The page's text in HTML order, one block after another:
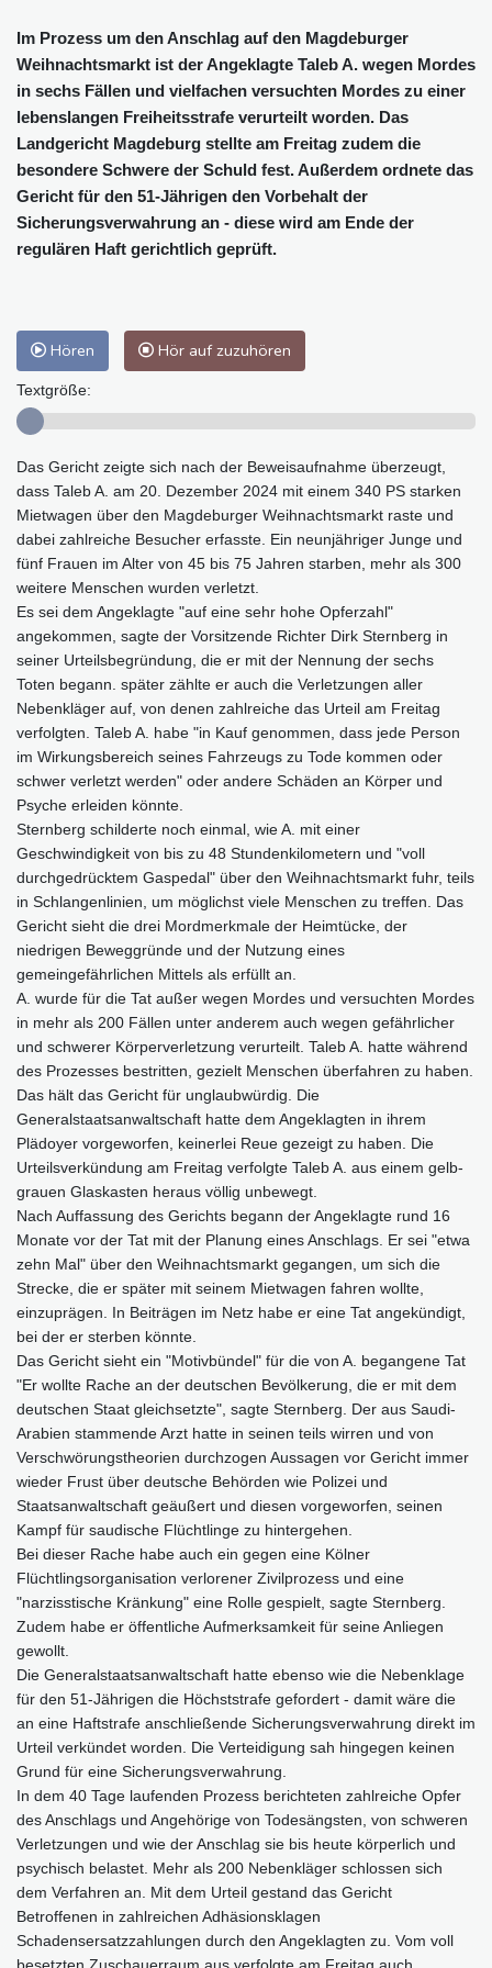
Im Prozess um den Anschlag auf den Magdeburger
Weihnachtsmarkt ist der Angeklagte Taleb A. wegen Mordes
in sechs Fällen und vielfachen versuchten Mordes zu einer
lebenslangen Freiheitsstrafe verurteilt worden. Das
Landgericht Magdeburg stellte am Freitag zudem die
besondere Schwere der Schuld fest. Außerdem ordnete das
Gericht für den 51-Jährigen den Vorbehalt der
Sicherungsverwahrung an - diese wird am Ende der
regulären Haft gerichtlich geprüft.
Hören Hör auf zuzuhören
Textgröße:
Das Gericht zeigte sich nach der Beweisaufnahme überzeugt,
dass Taleb A. am 20. Dezember 2024 mit einem 340 PS starken
Mietwagen über den Magdeburger Weihnachtsmarkt raste und
dabei zahlreiche Besucher erfasste. Ein neunjähriger Junge und
fünf Frauen im Alter von 45 bis 75 Jahren starben, mehr als 300
weitere Menschen wurden verletzt.
Es sei dem Angeklagte "auf eine sehr hohe Opferzahl"
angekommen, sagte der Vorsitzende Richter Dirk Sternberg in
seiner Urteilsbegründung, die er mit der Nennung der sechs
Toten begann. später zählte er auch die Verletzungen aller
Nebenkläger auf, von denen zahlreiche das Urteil am Freitag
verfolgten. Taleb A. habe "in Kauf genommen, dass jede Person
im Wirkungsbereich seines Fahrzeugs zu Tode kommen oder
schwer verletzt werden" oder andere Schäden an Körper und
Psyche erleiden könnte.
Sternberg schilderte noch einmal, wie A. mit einer
Geschwindigkeit von bis zu 48 Stundenkilometern und "voll
durchgedrücktem Gaspedal" über den Weihnachtsmarkt fuhr, teils
in Schlangenlinien, um möglichst viele Menschen zu treffen. Das
Gericht sieht die drei Mordmerkmale der Heimtücke, der
niedrigen Beweggründe und der Nutzung eines
gemeingefährlichen Mittels als erfüllt an.
A. wurde für die Tat außer wegen Mordes und versuchten Mordes
in mehr als 200 Fällen unter anderem auch wegen gefährlicher
und schwerer Körperverletzung verurteilt. Taleb A. hatte während
des Prozesses bestritten, gezielt Menschen überfahren zu haben.
Das hält das Gericht für unglaubwürdig. Die
Generalstaatsanwaltschaft hatte dem Angeklagten in ihrem
Plädoyer vorgeworfen, keinerlei Reue gezeigt zu haben. Die
Urteilsverkündung am Freitag verfolgte Taleb A. aus einem gelb-
grauen Glaskasten heraus völlig unbewegt.
Nach Auffassung des Gerichts begann der Angeklagte rund 16
Monate vor der Tat mit der Planung eines Anschlags. Er sei "etwa
zehn Mal" über den Weihnachtsmarkt gegangen, um sich die
Strecke, die er später mit seinem Mietwagen fahren wollte,
einzuprägen. In Beiträgen im Netz habe er eine Tat angekündigt,
bei der er sterben könnte.
Das Gericht sieht ein "Motivbündel" für die von A. begangene Tat
"Er wollte Rache an der deutschen Bevölkerung, die er mit dem
deutschen Staat gleichsetzte", sagte Sternberg. Der aus Saudi-
Arabien stammende Arzt hatte in seinen teils wirren und von
Verschwörungstheorien durchzogen Aussagen vor Gericht immer
wieder Frust über deutsche Behörden wie Polizei und
Staatsanwaltschaft geäußert und diesen vorgeworfen, seinen
Kampf für saudische Flüchtlinge zu hintergehen.
Bei dieser Rache habe auch ein gegen eine Kölner
Flüchtlingsorganisation verlorener Zivilprozess und eine
"narzisstische Kränkung" eine Rolle gespielt, sagte Sternberg.
Zudem habe er öffentliche Aufmerksamkeit für seine Anliegen
gewollt.
Die Generalstaatsanwaltschaft hatte ebenso wie die Nebenklage
für den 51-Jährigen die Höchststrafe gefordert - damit wäre die
an eine Haftstrafe anschließende Sicherungsverwahrung direkt im
Urteil verkündet worden. Die Verteidigung sah hingegen keinen
Grund für eine Sicherungsverwahrung.
In dem 40 Tage laufenden Prozess berichteten zahlreiche Opfer
des Anschlags und Angehörige von Todesängsten, von schweren
Verletzungen und wie der Anschlag sie bis heute körperlich und
psychisch belastet. Mehr als 200 Nebenkläger schlossen sich
dem Verfahren an. Mit dem Urteil gestand das Gericht
Betroffenen in zahlreichen Adhäsionsklagen
Schadensersatzzahlungen durch den Angeklagten zu. Vom voll